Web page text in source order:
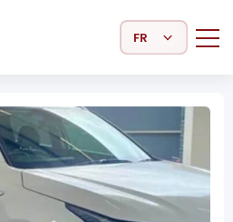
Select Language